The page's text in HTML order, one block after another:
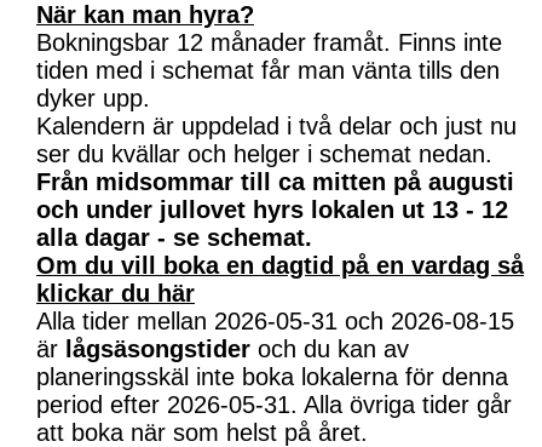
När kan man hyra?
Bokningsbar 12 månader framåt. Finns inte
tiden med i schemat får man vänta tills den
dyker upp.
Kalendern är uppdelad i två delar och just nu
ser du kvällar och helger i schemat nedan.
Från midsommar till ca mitten på augusti
och under jullovet hyrs lokalen ut 13 - 12
alla dagar - se schemat.
Om du vill boka en dagtid på en vardag så
klickar du här
Alla tider mellan 2026-05-31 och 2026-08-15
är lågsäsongstider och du kan av
planeringsskäl inte boka lokalerna för denna
period efter 2026-05-31. Alla övriga tider går
att boka när som helst på året.